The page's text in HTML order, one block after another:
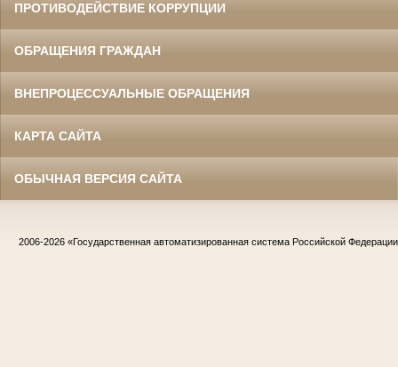
ПРОТИВОДЕЙСТВИЕ КОРРУПЦИИ
ОБРАЩЕНИЯ ГРАЖДАН
ВНЕПРОЦЕССУАЛЬНЫЕ ОБРАЩЕНИЯ
КАРТА САЙТА
ОБЫЧНАЯ ВЕРСИЯ САЙТА
2006-2026 «Государственная автоматизированная система Российской